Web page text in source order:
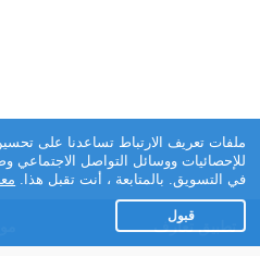
تطبيق تعارف
ملفات تعريف الارتباط تساعدنا على
للإحصائيات ووسائل التواصل الاجتماعي
في التسويق. بالمتابعة ، أنت تقبل هذا.
قبول